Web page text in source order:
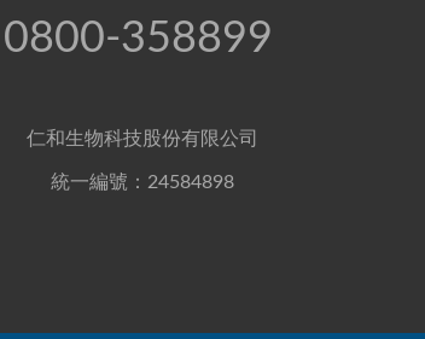
0800-358899
仁和生物科技股份有限公司
統一編號：24584898